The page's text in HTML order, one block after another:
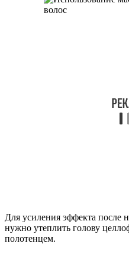
Для усиления эффекта после
нужно утеплить голову
полотенцем.